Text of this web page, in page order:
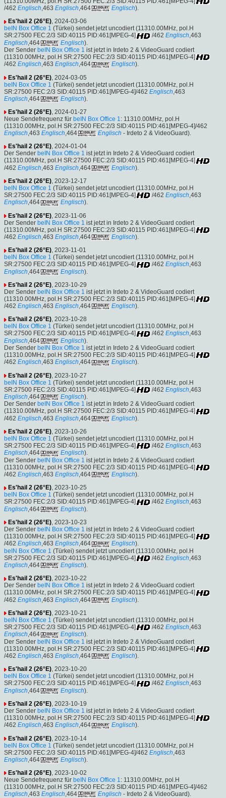
/462 Englisch,463 Englisch,464 Englisch).
Es'hail 2 (26°E), 2024-03-06
beIN Box Office 1 (Türkei) sendet jetzt uncodiert (11310.00MHz, pol.H
SR:27500 FEC:2/3 SID:40115 PID:461[MPEG-4]
/462 Englisch,463
Englisch ,464 Englisch).
Der Sender beIN Box Office 1 ist jetzt in Irdeto 2 & VideoGuard codiert
(11310.00MHz, pol.H SR:27500 FEC:2/3 SID:40115 PID:461[MPEG-4]
/462 Englisch,463 Englisch,464 Englisch).
Es'hail 2 (26°E) , 2024-03-05
beIN Box Office 1 (Türkei) sendet jetzt uncodiert (11310.00MHz, pol.H
SR:27500 FEC:2/3 SID:40115 PID:461[MPEG-4]/462 Englisch ,463
Englisch ,464 Englisch).
Es'hail 2 (26°E), 2024-01-27
Neue Sendefrequenz für beIN Box Office 1: 11310.00MHz, pol.H
(11310.00MHz, pol.H SR:27500 FEC:2/3 SID:40115 PID:461[MPEG-4]/462
Englisch,463 Englisch,464 Englisch - Irdeto 2 & VideoGuard).
Es'hail 2 (26°E), 2024-01-04
Der Sender beIN Box Office 1 ist jetzt in Irdeto 2 & VideoGuard codiert
(11310.00MHz, pol.H SR:27500 FEC:2/3 SID:40115 PID:461[MPEG-4]
/462 Englisch ,463 Englisch ,464 Englisch).
Es'hail 2 (26°E), 2023-12-17
beIN Box Office 1 (Türkei) sendet jetzt uncodiert (11310.00MHz, pol.H
SR:27500 FEC:2/3 SID:40115 PID:461[MPEG-4]
/462 Englisch,463
Englisch,464 Englisch).
Es'hail 2 (26°E) , 2023-11-06
Der Sender beIN Box Office 1 ist jetzt in Irdeto 2 & VideoGuard codiert
(11310.00MHz, pol.H SR:27500 FEC:2/3 SID:40115 PID:461[MPEG-4]
/462 Englisch,463 Englisch,464 Englisch).
Es'hail 2 (26°E), 2023-11-01
beIN Box Office 1 (Türkei) sendet jetzt uncodiert (11310.00MHz, pol.H
SR:27500 FEC:2/3 SID:40115 PID:461[MPEG-4]
/462 Englisch,463
Englisch ,464 Englisch).
Es'hail 2 (26°E), 2023-10-29
Der Sender beIN Box Office 1 ist jetzt in Irdeto 2 & VideoGuard codiert
(11310.00MHz, pol.H SR:27500 FEC:2/3 SID:40115 PID:461[MPEG-4]
/462 Englisch,463 Englisch,464 Englisch).
Es'hail 2 (26°E), 2023-10-28
beIN Box Office 1 (Türkei) sendet jetzt uncodiert (11310.00MHz, pol.H
SR:27500 FEC:2/3 SID:40115 PID:461[MPEG-4]
/462 Englisch,463
Englisch,464 Englisch).
Der Sender beIN Box Office 1 ist jetzt in Irdeto 2 & VideoGuard codiert
(11310.00MHz, pol.H SR:27500 FEC:2/3 SID:40115 PID:461[MPEG-4]
/462 Englisch,463 Englisch,464 Englisch).
Es'hail 2 (26°E) , 2023-10-27
beIN Box Office 1 (Türkei) sendet jetzt uncodiert (11310.00MHz, pol.H
SR:27500 FEC:2/3 SID:40115 PID:461[MPEG-4]
/462 Englisch ,463
Englisch,464 Englisch).
Der Sender beIN Box Office 1 ist jetzt in Irdeto 2 & VideoGuard codiert
(11310.00MHz, pol.H SR:27500 FEC:2/3 SID:40115 PID:461[MPEG-4]
/462 Englisch ,463 Englisch ,464 Englisch).
Es'hail 2 (26°E), 2023-10-26
beIN Box Office 1 (Türkei) sendet jetzt uncodiert (11310.00MHz, pol.H
SR:27500 FEC:2/3 SID:40115 PID:461[MPEG-4]
/462 Englisch,463
Englisch,464 Englisch).
Der Sender beIN Box Office 1 ist jetzt in Irdeto 2 & VideoGuard codiert
(11310.00MHz, pol.H SR:27500 FEC:2/3 SID:40115 PID:461[MPEG-4]
/462 Englisch,463 Englisch,464 Englisch).
Es'hail 2 (26°E), 2023-10-25
beIN Box Office 1 (Türkei) sendet jetzt uncodiert (11310.00MHz, pol.H
SR:27500 FEC:2/3 SID:40115 PID:461[MPEG-4]
/462 Englisch,463
Englisch ,464 Englisch).
Es'hail 2 (26°E), 2023-10-23
Der Sender beIN Box Office 1 ist jetzt in Irdeto 2 & VideoGuard codiert
(11310.00MHz, pol.H SR:27500 FEC:2/3 SID:40115 PID:461[MPEG-4]
/462 Englisch,463 Englisch,464 Englisch).
beIN Box Office 1 (Türkei) sendet jetzt uncodiert (11310.00MHz, pol.H
SR:27500 FEC:2/3 SID:40115 PID:461[MPEG-4]
/462 Englisch ,463
Englisch,464 Englisch).
Es'hail 2 (26°E), 2023-10-22
Der Sender beIN Box Office 1 ist jetzt in Irdeto 2 & VideoGuard codiert
(11310.00MHz, pol.H SR:27500 FEC:2/3 SID:40115 PID:461[MPEG-4]
/462 Englisch ,463 Englisch ,464 Englisch).
Es'hail 2 (26°E), 2023-10-21
beIN Box Office 1 (Türkei) sendet jetzt uncodiert (11310.00MHz, pol.H
SR:27500 FEC:2/3 SID:40115 PID:461[MPEG-4]
/462 Englisch,463
Englisch,464 Englisch).
Der Sender beIN Box Office 1 ist jetzt in Irdeto 2 & VideoGuard codiert
(11310.00MHz, pol.H SR:27500 FEC:2/3 SID:40115 PID:461[MPEG-4]
/462 Englisch,463 Englisch,464 Englisch).
Es'hail 2 (26°E), 2023-10-20
beIN Box Office 1 (Türkei) sendet jetzt uncodiert (11310.00MHz, pol.H
SR:27500 FEC:2/3 SID:40115 PID:461[MPEG-4]
/462 Englisch,463
Englisch ,464 Englisch).
Es'hail 2 (26°E), 2023-10-19
Der Sender beIN Box Office 1 ist jetzt in Irdeto 2 & VideoGuard codiert
(11310.00MHz, pol.H SR:27500 FEC:2/3 SID:40115 PID:461[MPEG-4]
/462 Englisch,463 Englisch,464 Englisch).
Es'hail 2 (26°E) , 2023-10-14
beIN Box Office 1 (Türkei) sendet jetzt uncodiert (11310.00MHz, pol.H
SR:27500 FEC:2/3 SID:40115 PID:461[MPEG-4]/462 Englisch ,463
Englisch ,464 Englisch).
Es'hail 2 (26°E), 2023-10-02
Neue Sendefrequenz für beIN Box Office 1: 11310.00MHz, pol.H
(11310.00MHz, pol.H SR:27500 FEC:2/3 SID:40115 PID:461[MPEG-4]/462
Englisch,463 Englisch,464 Englisch - Irdeto 2 & VideoGuard).